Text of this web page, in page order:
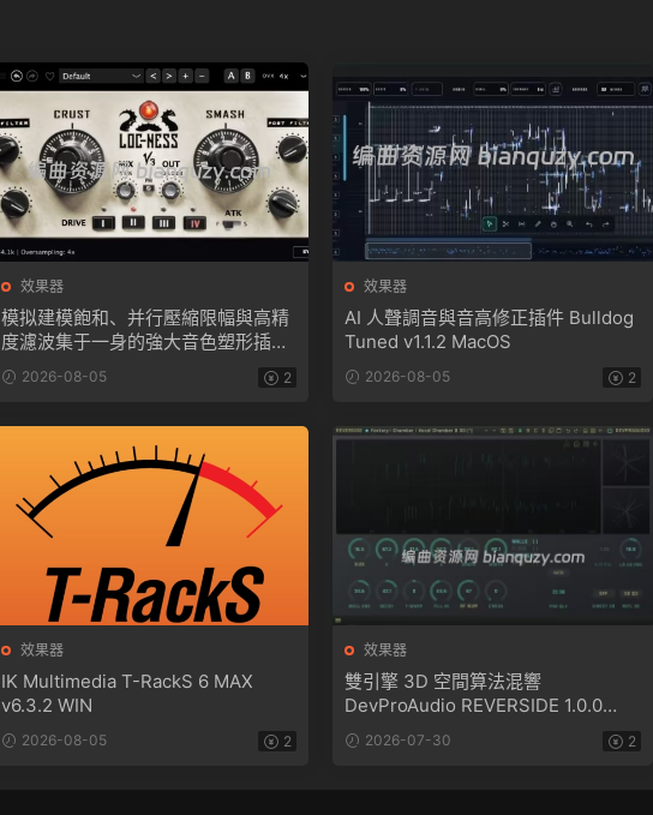
效果器
模拟建模飽和、并行壓縮限幅與高精
度濾波集于一身的強大音色塑形插件
Tone Empire LocnessV3 v3.1.0
MacOS
2026-08-05 2
效果器
AI 人聲調音與音高修正插件 Bulldog
Tuned v1.1.2 MacOS
2026-08-05 2
效果器
IK Multimedia T-RackS 6 MAX
v6.3.2 WIN
2026-08-05 2
效果器
雙引擎 3D 空間算法混響
DevProAudio REVERSIDE 1.0.0
WIN2026-07-30 2